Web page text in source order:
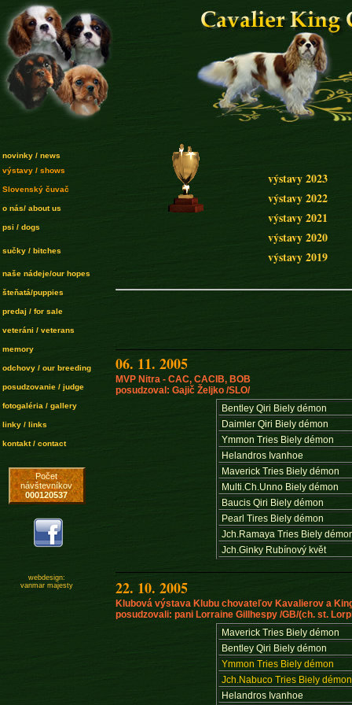
novinky / news
výstavy / shows
Slovenský čuvač
o nás/ about us
psi / dogs
sučky / bitches
naše nádeje/our hopes
šteňatá/puppies
predaj / for sale
veteráni / veterans
memory
odchovy / our breeding
posudzovanie / judge
fotogaléria / gallery
linky / links
kontakt / contact
Počet
návštevníkov
000120537
webdesign:
vanmar majesty
výstavy 2023
výstavy 2022
výstavy 2021
výstavy 2020
výstavy 2019
06. 11. 2005
MVP Nitra - CAC, CACIB, BOB
posudzoval: Gajič Željko /SLO/
Bentley Qiri Biely démon
Daimler Qiri Biely démon
Ymmon Tries Biely démon
Helandros Ivanhoe
Maverick Tries Biely démon
Multi.Ch.Unno Biely démon
Baucis Qiri Biely démon
Pearl Tires Biely démon
Jch.Ramaya Tries Biely
Jch.Ginky Rubínový květ
22. 10. 2005
Klubová výstava Klubu chovateľov Kavalierov a
posudzovali: pani Lorraine Gillhespy /GB/(ch. st.
Maverick Tries Biely démon
Bentley Qiri Biely démon
Ymmon Tries Biely démon
Jch.Nabuco Tries Biely démon
Helandros Ivanhoe